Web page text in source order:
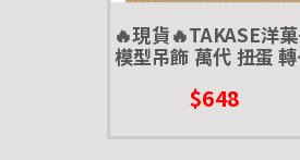
🔥現貨🔥TAKASE洋
模型吊飾 萬代 扭蛋
$648